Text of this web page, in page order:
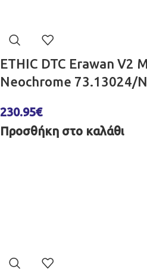
ETHIC DTC Erawan V2
Neochrome 73.13024/
230.95€
Προσθήκη στο καλάθι